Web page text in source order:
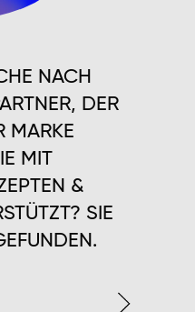
NACH
DER
MARKE
MIT
&
SIE